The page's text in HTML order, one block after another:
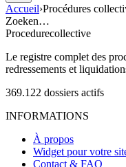
Accueil›Procédures
Zoeken…
Procedurecollective
Le registre complet des
redressements et
369.122 dossiers actifs
INFORMATIONS
À propos
Widget pour votre
Contact & FAQ